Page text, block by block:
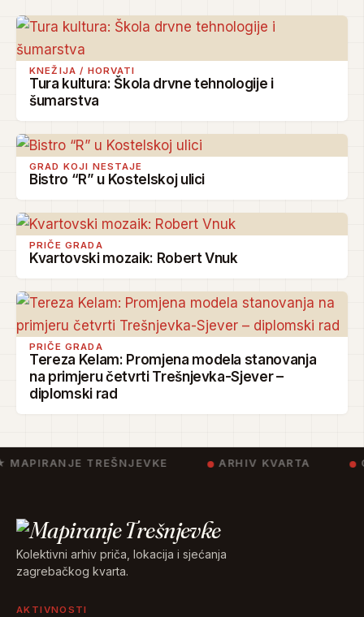
KNEŽIJA / HORVATI
Tura kultura: Škola drvne tehnologije i
šumarstva
GRAD KOJI NESTAJE
Bistro “R” u Kostelskoj ulici
PRIČE GRADA
Kvartovski mozaik: Robert Vnuk
PRIČE GRADA
Tereza Kelam: Promjena modela stanovanja
na primjeru četvrti Trešnjevka-Sjever –
diplomski rad
MAPIRANJE TREŠNJEVKE ARHIV KVARTA
Kolektivni arhiv priča, lokacija i sjećanja
zagrebačkog kvarta.
AKTIVNOSTI